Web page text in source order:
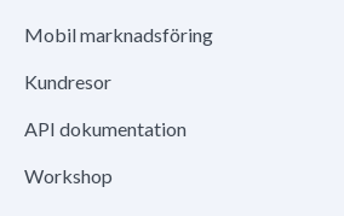
Mobil marknadsföring
Kundresor
API dokumentation
Workshop